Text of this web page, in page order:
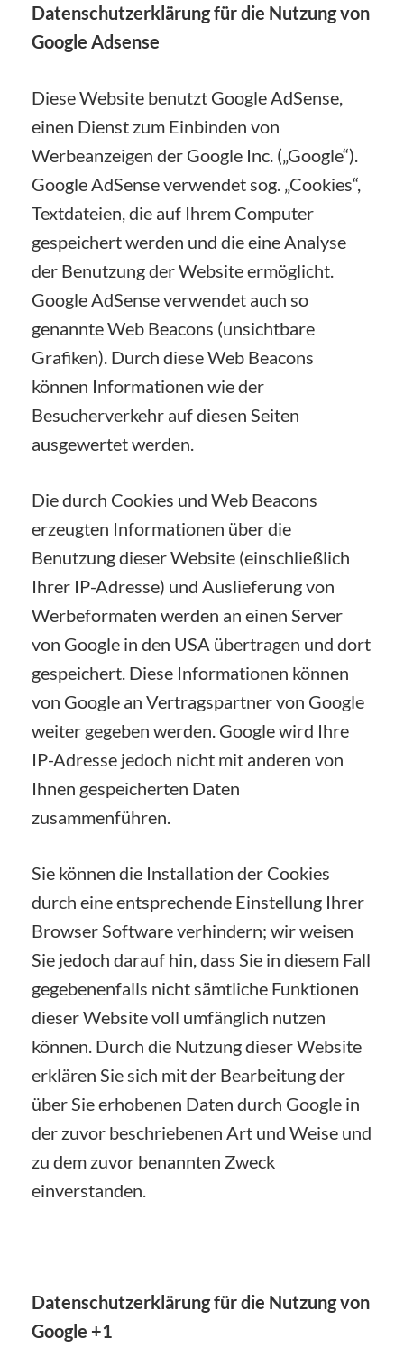
Datenschutzerklärung für die Nutzung von
Google Adsense
Diese Website benutzt Google AdSense,
einen Dienst zum Einbinden von
Werbeanzeigen der Google Inc. („Google“).
Google AdSense verwendet sog. „Cookies“,
Textdateien, die auf Ihrem Computer
gespeichert werden und die eine Analyse
der Benutzung der Website ermöglicht.
Google AdSense verwendet auch so
genannte Web Beacons (unsichtbare
Grafiken). Durch diese Web Beacons
können Informationen wie der
Besucherverkehr auf diesen Seiten
ausgewertet werden.
Die durch Cookies und Web Beacons
erzeugten Informationen über die
Benutzung dieser Website (einschließlich
Ihrer IP-Adresse) und Auslieferung von
Werbeformaten werden an einen Server
von Google in den USA übertragen und dort
gespeichert. Diese Informationen können
von Google an Vertragspartner von Google
weiter gegeben werden. Google wird Ihre
IP-Adresse jedoch nicht mit anderen von
Ihnen gespeicherten Daten
zusammenführen.
Sie können die Installation der Cookies
durch eine entsprechende Einstellung Ihrer
Browser Software verhindern; wir weisen
Sie jedoch darauf hin, dass Sie in diesem Fall
gegebenenfalls nicht sämtliche Funktionen
dieser Website voll umfänglich nutzen
können. Durch die Nutzung dieser Website
erklären Sie sich mit der Bearbeitung der
über Sie erhobenen Daten durch Google in
der zuvor beschriebenen Art und Weise und
zu dem zuvor benannten Zweck
einverstanden.
Datenschutzerklärung für die Nutzung von
Google +1